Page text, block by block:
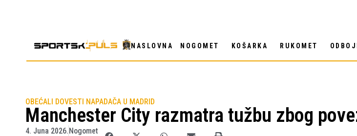
NASLOVNA NOGOMET KOŠARKA RUKOMET
OBEĆALI DOVESTI NAPADAČA U MADRID
Manchester City razmatra tužbu zbog
4. Juna 2026.Nogomet